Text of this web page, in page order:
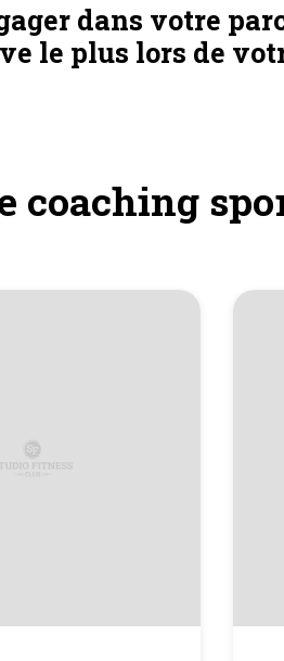
dans votre
le plus lors de
coaching